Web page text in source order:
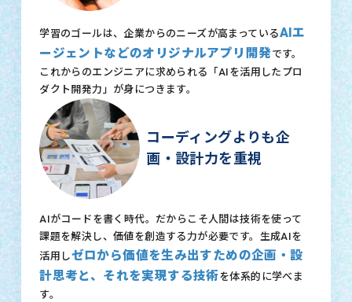
学習のゴールは、企業からのニーズが高まっているAIエ
ージェントなどのオリジナルアプリ開発です。
これからのエンジニアに求められる「AIを活用したプロ
ダクト開発力」が身につきます。
コーディングよりも企
画・設計力を重視
AIがコードを書く時代。だからこそ人間は技術を使って
課題を解決し、価値を創造する力が必要です。生成AIを
活用しゼロから価値を生み出すための企画・設
計思考と、それを実現する技術を体系的に学べま
す。